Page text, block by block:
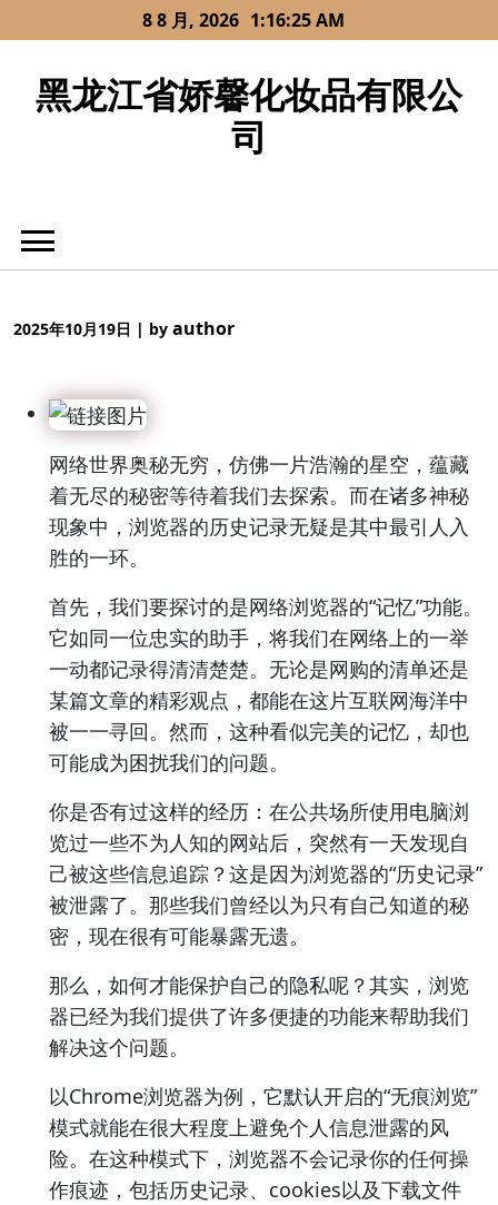
to
8 8 月, 2026 1:16:25 AM
黑龙江省娇馨化妆品有限公
司
2025年10月19日 | by author
网络世界奥秘无穷，仿佛一片浩瀚的星空，蕴藏
着无尽的秘密等待着我们去探索。而在诸多神秘
现象中，浏览器的历史记录无疑是其中最引人入
胜的一环。
首先，我们要探讨的是网络浏览器的“记忆”功能。
它如同一位忠实的助手，将我们在网络上的一举
一动都记录得清清楚楚。无论是网购的清单还是
某篇文章的精彩观点，都能在这片互联网海洋中
被一一寻回。然而，这种看似完美的记忆，却也
可能成为困扰我们的问题。
你是否有过这样的经历：在公共场所使用电脑浏
览过一些不为人知的网站后，突然有一天发现自
己被这些信息追踪？这是因为浏览器的“历史记录”
被泄露了。那些我们曾经以为只有自己知道的秘
密，现在很有可能暴露无遗。
那么，如何才能保护自己的隐私呢？其实，浏览
器已经为我们提供了许多便捷的功能来帮助我们
解决这个问题。
以Chrome浏览器为例，它默认开启的“无痕浏览”
模式就能在很大程度上避免个人信息泄露的风
险。在这种模式下，浏览器不会记录你的任何操
作痕迹，包括历史记录、cookies以及下载文件